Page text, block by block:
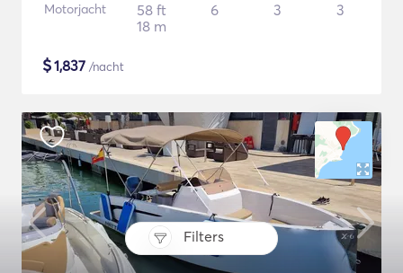
Filters
Motorjacht
58 ft
18 m
6 3 3
$1,837 /nacht